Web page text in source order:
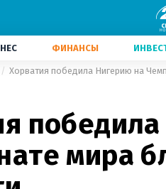
ФИНАНСЫ
Хорватия победила Нигерию на
мира